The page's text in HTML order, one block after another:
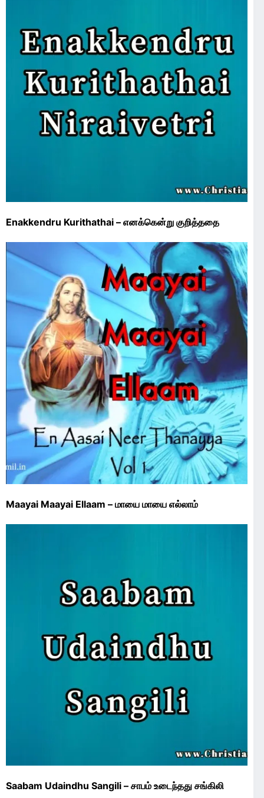
Enakkendru Kurithathai – எனக்கென்று குறித்ததை
Maayai Maayai Ellaam – மாயை மாயை எல்லாம்
Saabam Udaindhu Sangili – சாபம் உடைந்தது சங்கிலி